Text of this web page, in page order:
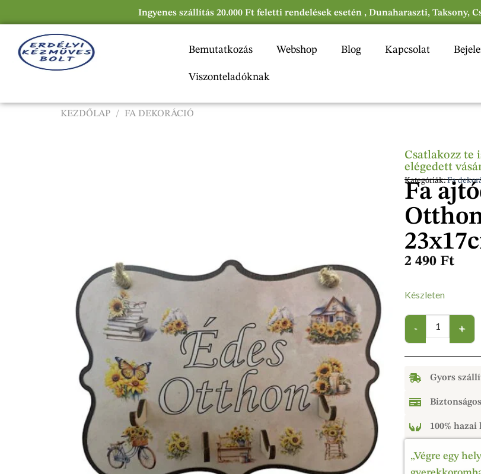
Ingyenes szállítás 20.000 Ft feletti rendelések esetén , Dunaharaszti, Taksony,
Bemutatkozás Webshop Blog Kapcsolat
Viszonteladóknak
KEZDŐLAP / FA DEKORÁCIÓ
Csatlakozz te
elégedett
Kategóriák:Fa
Fa
2 490 Ft
Készleten
Gyors
100%
„Végre egy